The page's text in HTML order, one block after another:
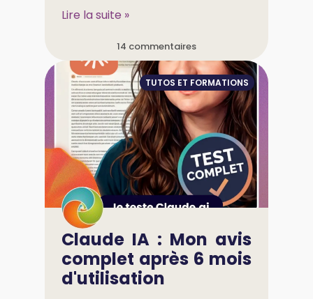
Lire la suite »
14 commentaires
TUTOS ET FORMATIONS
Claude IA : Mon avis
complet après 6 mois
d'utilisation